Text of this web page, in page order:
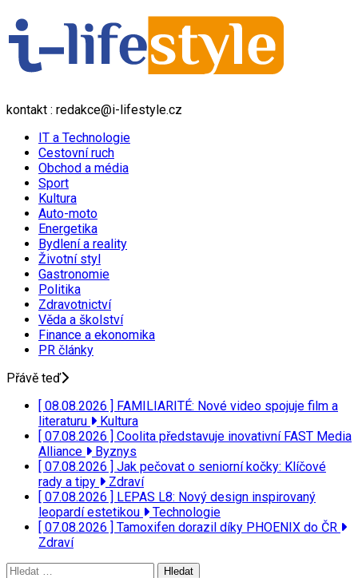
kontakt : redakce@i-lifestyle.cz
IT a Technologie
Cestovní ruch
Obchod a média
Sport
Kultura
Auto-moto
Energetika
Bydlení a reality
Životní styl
Gastronomie
Politika
Zdravotnictví
Věda a školství
Finance a ekonomika
PR články
Přávě teď
[ 08.08.2026 ] FAMILIARITÉ: Nové video spojuje film a
literaturu
Kultura
[ 07.08.2026 ] Coolita představuje inovativní FAST Media
Alliance
Byznys
[ 07.08.2026 ] Jak pečovat o seniorní kočky: Klíčové
rady a tipy
Zdraví
[ 07.08.2026 ] LEPAS L8: Nový design inspirovaný
leopardí estetikou
Technologie
[ 07.08.2026 ] Tamoxifen dorazil díky PHOENIX do ČR
Zdraví
Vyhledávání